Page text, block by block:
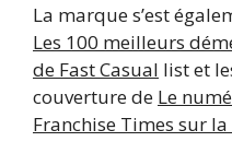
La marque s’est
Les 100 meilleurs
de Fast Casual list et
couverture de Le
Franchise Times sur